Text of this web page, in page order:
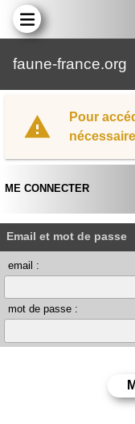
faune-france.org
Pour
ME CONNECTER
Email et mot de passe
email :
mot de passe :